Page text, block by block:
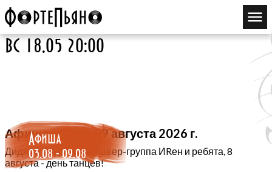
вс 18.05 20:00
Афиша
03.08 - 09.08
Афиша с 03 по 09 августа 2026 г.
Диджей во дворике, Кавер-группа ИRен и ребята, 8
августа - день танцев!